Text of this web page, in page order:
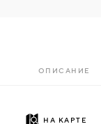
ОПИСАНИЕ
НА КАРТЕ